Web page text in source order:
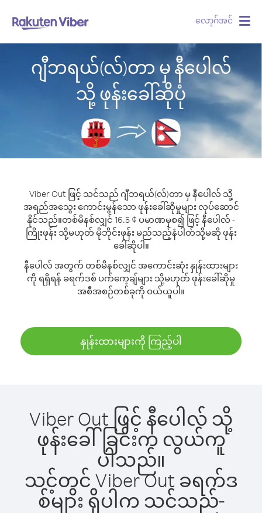
လော့ဂ်အင်
ဂျီဘရယ်(လ်)တာ မှ နီပေါလ်
သို့ ဖုန်းခေါ်ဆိုပုံ
Viber Out ဖြင့် သင်သည် ဂျီဘရယ်(လ်)တာ မှ နီပေါလ် သို့
အရည်အသွေး ကောင်းမွန်သော ဖုန်းခေါ်ဆိုမှုများ လုပ်ဆောင်
နိုင်သည်။တစ်မိနစ်လျှင် 16.5 ¢ ပမာဏမှစ၍ ဖြင့် နီပေါလ် -
ကြိုးဖုန်း သို့မဟုတ် မိုဘိုင်းဖုန်း မည်သည့်နံပါတ်သို့မဆို ဖုန်း
ခေါ်ဆိုပါ။
နီပေါလ် အတွက် တစ်မိနစ်လျှင် အကောင်းဆုံး နှုန်းထားများ
ကို ရရှိရန် ခရက်ဒစ် ပက်ကေ့ချ်များ သို့မဟုတ် ဖုန်းခေါ်ဆိုမှု
အစီအစဉ်တစ်ခုကို ဝယ်ယူပါ။
နှုန်းထားများကို ကြည့်ပါ
Viber Out ဖြင့် နီပေါလ် သို့
ဖုန်းခေါ်ခြင်းက လွယ်ကူ
ပါသည်။
သင့်တွင် Viber Out ခရက်ဒ
စ်များ ရှိပါက သင်သည်-